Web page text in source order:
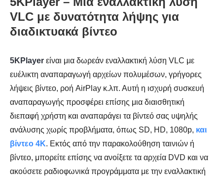
VLC με δυνατότητα λήψης για
διαδικτυακά βίντεο
5KPlayer είναι μια δωρεάν εναλλακτική λύση VLC με
ευέλικτη αναπαραγωγή αρχείων πολυμέσων, γρήγορες
λήψεις βίντεο, ροή AirPlay κ.λπ. Αυτή η ισχυρή συσκευή
αναπαραγωγής προσφέρει επίσης μια διαισθητική
διεπαφή χρήστη και αναπαράγει τα βίντεό σας υψηλής
ανάλυσης χωρίς προβλήματα, όπως SD, HD, 1080p, και
βίντεο 4K. Εκτός από την παρακολούθηση ταινιών ή
βίντεο, μπορείτε επίσης να ανοίξετε τα αρχεία DVD και να
ακούσετε ραδιοφωνικά προγράμματα με την εναλλακτική